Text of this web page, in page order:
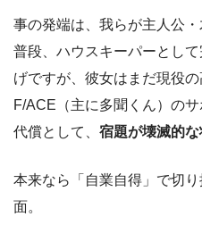
事の発端は、我らが主人公
普段、ハウスキーパーとし
げですが、彼女はまだ現役の
F/ACE（主に多聞くん）の
代償として、 宿題が壊滅的
本来なら「自業自得」で切
面。